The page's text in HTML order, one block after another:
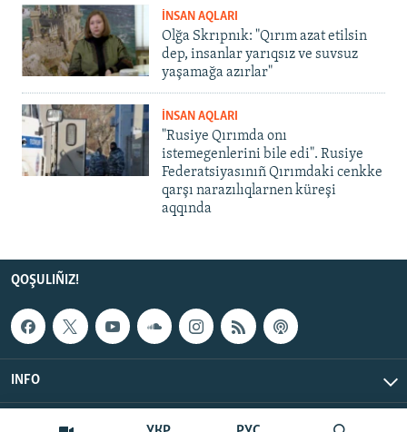
İNSAN AQLARI
Olğa Skrıpnık: "Qırım azat etilsin
dep, insanlar yarıqsız ve suvsuz
yaşamağa azırlar"
İNSAN AQLARI
"Rusiye Qırımda onı
istemegenlerini bile edi". Rusiye
Federatsiyasınıñ Qırımdaki cenkke
qarşı narazılıqlarnen küreşi
aqqında
QOŞULIÑIZ!
INFO
© Qırım.Aqiqat, 2026 | All Rights Reserved.